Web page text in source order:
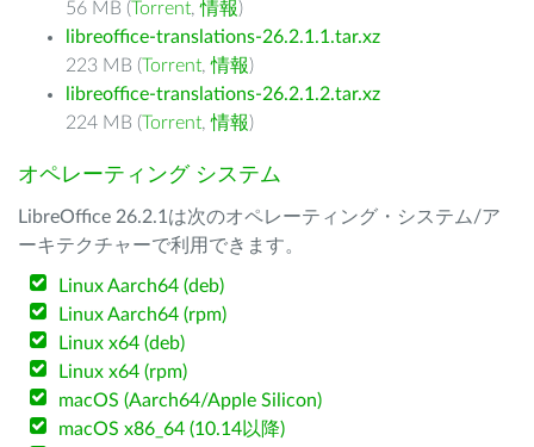
56 MB (Torrent,情報)
libreoffice-translations-26.2.1.1.tar.xz
223 MB (Torrent,情報)
libreoffice-translations-26.2.1.2.tar.xz
224 MB (Torrent,情報)
オペレーティング システム
LibreOffice 26.2.1は次のオペレーティング・システム/ア
ーキテクチャーで利用できます。
Linux Aarch64 (deb)
Linux Aarch64 (rpm)
Linux x64 (deb)
Linux x64 (rpm)
macOS (Aarch64/Apple Silicon)
macOS x86_64 (10.14以降)